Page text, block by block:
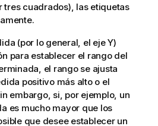
tres cuadrados), las etiquetas
(por lo general, el eje Y)
para establecer el rango del
el rango se ajusta
positivo más alto o el
embargo, si, por ejemplo, un
es mucho mayor que los
que desee establecer un